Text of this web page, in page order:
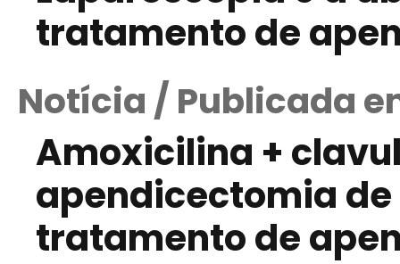
tratamento de
Notícia / Publicada
Amoxicilina +
apendicectomia
tratamento de